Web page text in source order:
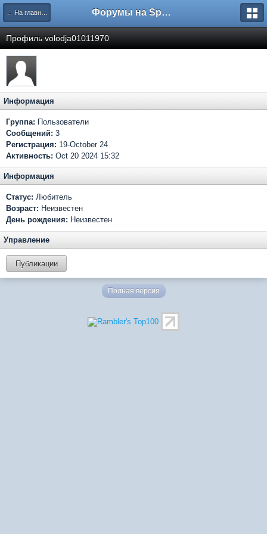
← На главную Форумы на Sportbox.ru
Профиль volodja01011970
Информация
Группа: Пользователи
Сообщений: 3
Регистрация: 19-October 24
Активность: Oct 20 2024 15:32
Информация
Статус: Любитель
Возраст: Неизвестен
День рождения: Неизвестен
Управление
Публикации
Полная версия